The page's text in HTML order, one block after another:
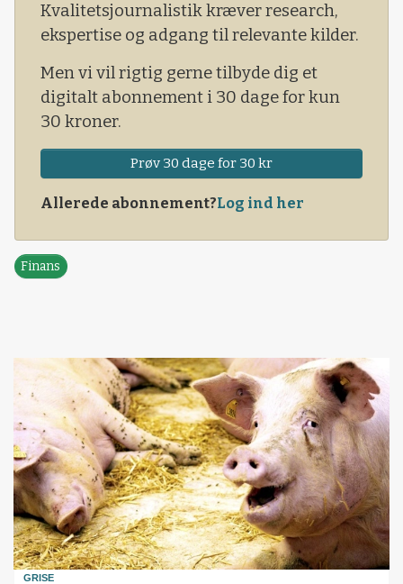
Kvalitetsjournalistik kræver research,
ekspertise og adgang til relevante kilder.
Men vi vil rigtig gerne tilbyde dig et
digitalt abonnement i 30 dage for kun
30 kroner.
Prøv 30 dage for 30 kr
Allerede abonnement?Log ind her
Finans
GRISE